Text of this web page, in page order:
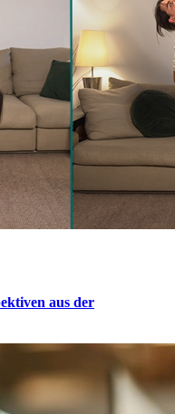
aus der